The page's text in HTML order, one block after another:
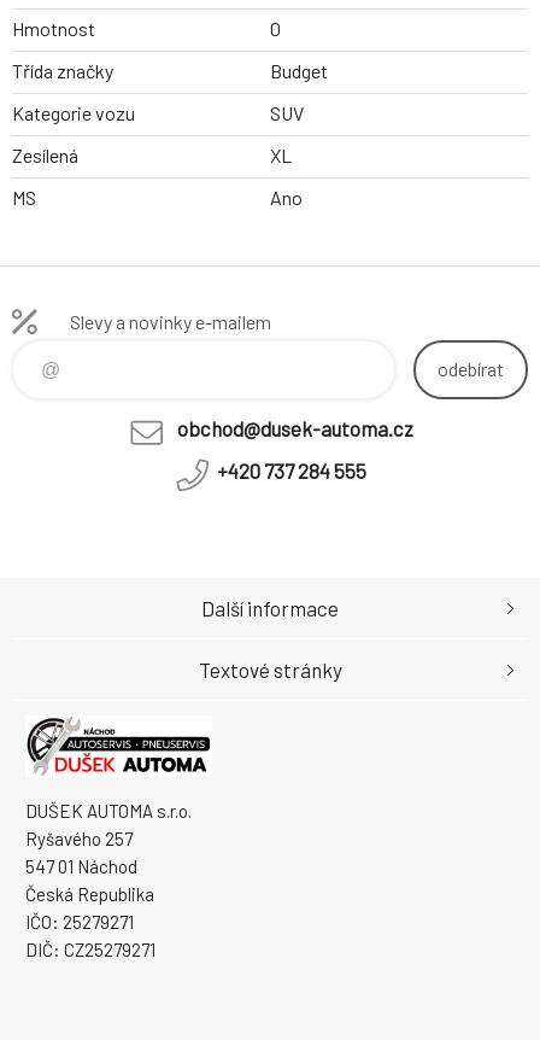
Hmotnost
0
Třída značky
Budget
Kategorie vozu
SUV
Zesílená
XL
MS
Ano
Slevy a novinky e-mailem
odebírat
obchod@dusek-automa.cz
+420 737 284 555
DUŠEK AUTOMA s.r.o.
Ryšavého 257
547 01 Náchod
Česká Republika
IČO: 25279271
DIČ: CZ25279271
Další informace
Textové stránky